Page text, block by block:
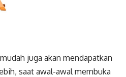
juga akan mendapatkan
saat awal-awal membuka